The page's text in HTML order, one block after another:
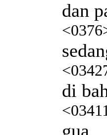
dan
di
gua